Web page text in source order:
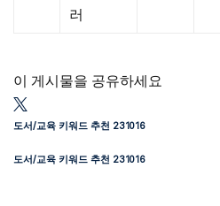
러
이 게시물을 공유하세요
도서/교육 키워드 추천 231016
도서/교육 키워드 추천 231016